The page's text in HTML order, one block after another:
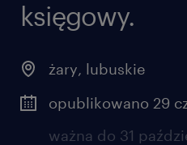
księgowy.
żary, lubuskie
opublikowano 29
ważna do 31